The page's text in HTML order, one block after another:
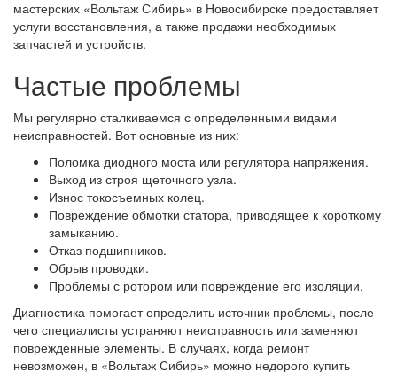
мастерских «Вольтаж Сибирь» в Новосибирске предоставляет
услуги восстановления, а также продажи необходимых
запчастей и устройств.
Частые проблемы
Мы регулярно сталкиваемся с определенными видами
неисправностей. Вот основные из них:
Поломка диодного моста или регулятора напряжения.
Выход из строя щеточного узла.
Износ токосъемных колец.
Повреждение обмотки статора, приводящее к короткому
замыканию.
Отказ подшипников.
Обрыв проводки.
Проблемы с ротором или повреждение его изоляции.
Диагностика помогает определить источник проблемы, после
чего специалисты устраняют неисправность или заменяют
поврежденные элементы. В случаях, когда ремонт
невозможен, в «Вольтаж Сибирь» можно недорого купить